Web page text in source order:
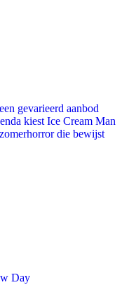
gevarieerd aanbod
kiest Ice Cream Man
die bewijst
Day